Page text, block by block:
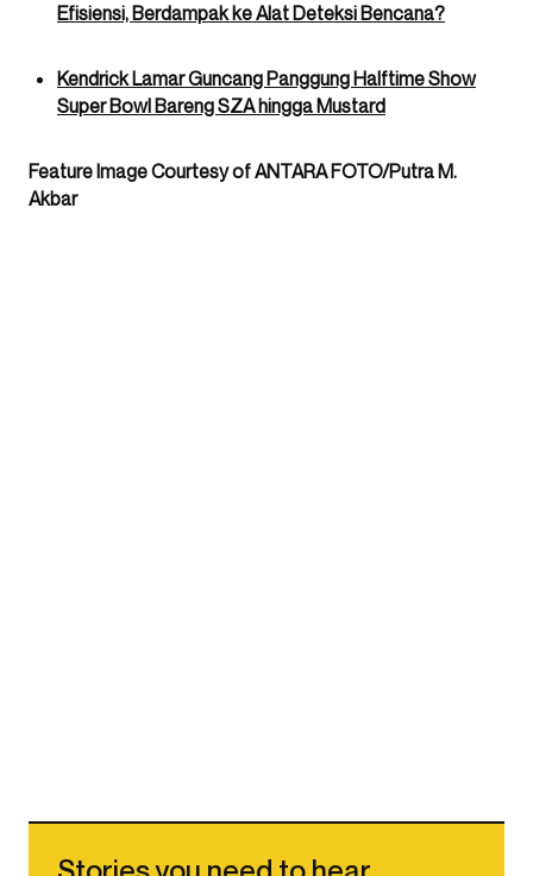
Efisiensi, Berdampak ke Alat Deteksi Bencana?
Kendrick Lamar Guncang Panggung Halftime Show
Super Bowl Bareng SZA hingga Mustard
Feature Image Courtesy of ANTARA FOTO/Putra M.
Akbar